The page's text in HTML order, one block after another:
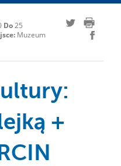
Do25
Muzeum
+